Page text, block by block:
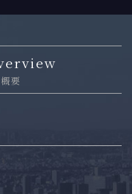
要